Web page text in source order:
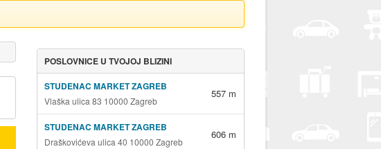
POSLOVNICE U TVOJOJ BLIZINI
STUDENAC MARKET ZAGREB
Vlaška ulica 83 10000 Zagreb
557 m
STUDENAC MARKET ZAGREB
Draškovićeva ulica 40 10000 Zagreb
606 m